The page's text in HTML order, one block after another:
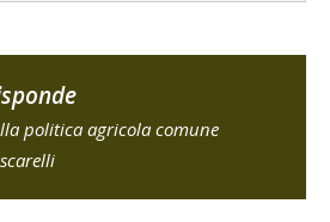
politica agricola comune